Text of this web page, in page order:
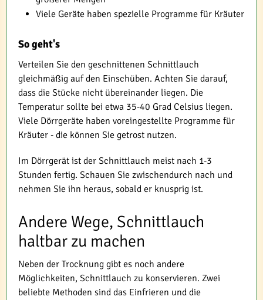
Viele Geräte haben spezielle Programme für Kräuter
So geht's
Verteilen Sie den geschnittenen Schnittlauch
gleichmäßig auf den Einschüben. Achten Sie darauf,
dass die Stücke nicht übereinander liegen. Die
Temperatur sollte bei etwa 35-40 Grad Celsius liegen.
Viele Dörrgeräte haben voreingestellte Programme für
Kräuter - die können Sie getrost nutzen.
Im Dörrgerät ist der Schnittlauch meist nach 1-3
Stunden fertig. Schauen Sie zwischendurch nach und
nehmen Sie ihn heraus, sobald er knusprig ist.
Andere Wege, Schnittlauch
haltbar zu machen
Neben der Trocknung gibt es noch andere
Möglichkeiten, Schnittlauch zu konservieren. Zwei
beliebte Methoden sind das Einfrieren und die